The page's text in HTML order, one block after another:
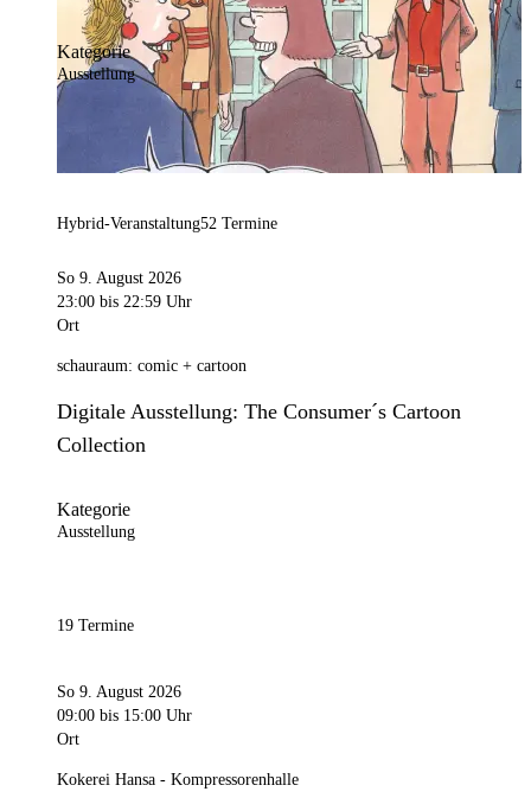
Kategorie
Ausstellung
Hybrid-Veranstaltung52 Termine
So 9. August 2026
23:00 bis 22:59 Uhr
Ort
schauraum: comic + cartoon
Digitale Ausstellung: The Consumer´s Cartoon
Collection
Kategorie
Ausstellung
19 Termine
So 9. August 2026
09:00 bis 15:00 Uhr
Ort
Kokerei Hansa - Kompressorenhalle